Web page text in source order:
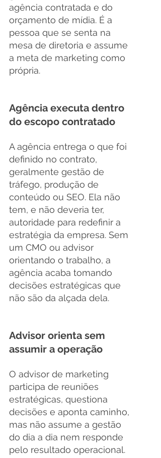
agência contratada e do
orçamento de mídia. É a
pessoa que se senta na
mesa de diretoria e assume
a meta de marketing como
própria.
Agência executa dentro
do escopo contratado
A agência entrega o que foi
definido no contrato,
geralmente gestão de
tráfego, produção de
conteúdo ou SEO. Ela não
tem, e não deveria ter,
autoridade para redefinir a
estratégia da empresa. Sem
um CMO ou advisor
orientando o trabalho, a
agência acaba tomando
decisões estratégicas que
não são da alçada dela.
Advisor orienta sem
assumir a operação
O advisor de marketing
participa de reuniões
estratégicas, questiona
decisões e aponta caminho,
mas não assume a gestão
do dia a dia nem responde
pelo resultado operacional.